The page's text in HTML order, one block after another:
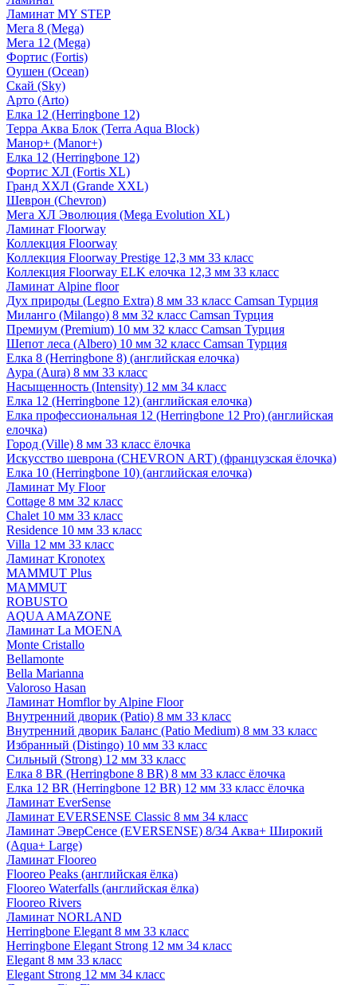
Ламинат MY STEP
Мега 8 (Mega)
Мега 12 (Mega)
Фортис (Fortis)
Оушен (Ocean)
Скай (Sky)
Арто (Arto)
Елка 12 (Herringbone 12)
Терра Аква Блок (Terra Aqua Block)
Манор+ (Manor+)
Елка 12 (Herringbone 12)
Фортис ХЛ (Fortis XL)
Гранд ХХЛ (Grande XXL)
Шеврон (Chevron)
Мега ХЛ Эволюция (Mega Evolution XL)
Ламинат Floorway
Коллекция Floorway
Коллекция Floorway Prestige 12,3 мм 33 класс
Коллекция Floorway ELK елочка 12,3 мм 33 класс
Ламинат Alpine floor
Дух природы (Legno Extra) 8 мм 33 класс Camsan Турция
Миланго (Milango) 8 мм 32 класс Camsan Турция
Премиум (Premium) 10 мм 32 класс Camsan Турция
Шепот леса (Albero) 10 мм 32 класс Camsan Турция
Елка 8 (Herringbone 8) (английская елочка)
Аура (Aura) 8 мм 33 класс
Насыщенность (Intensity) 12 мм 34 класс
Елка 12 (Herringbone 12) (английская елочка)
Елка профессиональная 12 (Herringbone 12 Pro) (английская
елочка)
Город (Ville) 8 мм 33 класс ёлочка
Искусство шеврона (CHEVRON ART) (французская ёлочка)
Елка 10 (Herringbone 10) (английская елочка)
Ламинат My Floor
Cottage 8 мм 32 класс
Chalet 10 мм 33 класс
Residence 10 мм 33 класс
Villa 12 мм 33 класс
Ламинат Kronotex
MAMMUT Plus
MAMMUT
ROBUSTO
AQUA AMAZONE
Ламинат La MOENA
Monte Cristallo
Bellamonte
Bella Marianna
Valoroso Hasan
Ламинат Homflor by Alpine Floor
Внутренний дворик (Patio) 8 мм 33 класс
Внутренний дворик Баланс (Patio Medium) 8 мм 33 класс
Избранный (Distingo) 10 мм 33 класс
Сильный (Strong) 12 мм 33 класс
Елка 8 BR (Herringbone 8 BR) 8 мм 33 класс ёлочка
Елка 12 BR (Herringbone 12 BR) 12 мм 33 класс ёлочка
Ламинат EverSense
Ламинат EVERSENSE Classic 8 мм 34 класс
Ламинат ЭверСенсе (EVERSENSE) 8/34 Аква+ Широкий
(Aqua+ Large)
Ламинат Flooreo
Flooreo Peaks (английская ёлка)
Flooreo Waterfalls (английская ёлка)
Flooreo Rivers
Ламинат NORLAND
Herringbone Elegant 8 мм 33 класс
Herringbone Elegant Strong 12 мм 34 класс
Elegant 8 мм 33 класс
Elegant Strong 12 мм 34 класс